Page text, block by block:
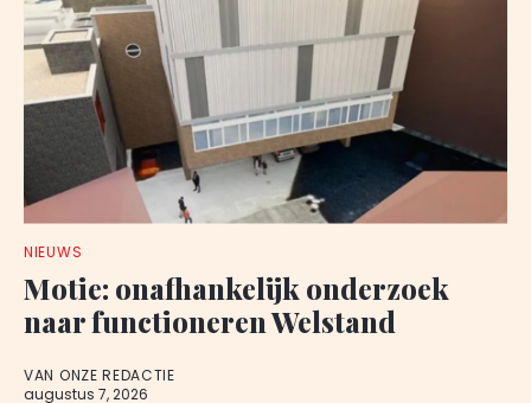
NIEUWS
Motie: onafhankelijk onderzoek
naar functioneren Welstand
VAN ONZE REDACTIE
augustus 7, 2026